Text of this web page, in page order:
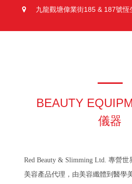
九龍觀塘偉業街185 & 187號恆
BEAUTY
儀器
Red Beauty & Slimming Ltd. 專營世
美容產品代理，由美容纖體到醫學